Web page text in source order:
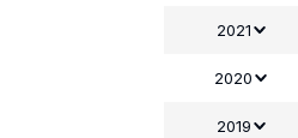
2021
2020
2019